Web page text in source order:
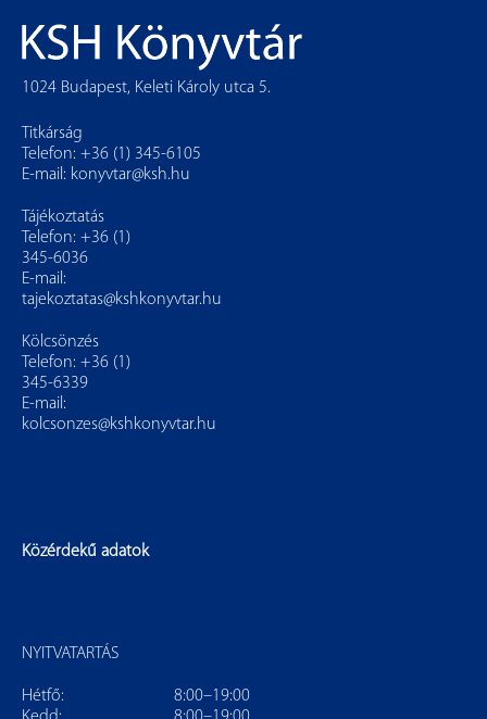
1024 Budapest, Keleti Károly utca 5.
Titkárság
Telefon: +36 (1) 345-6105
E-mail: konyvtar@ksh.hu
Tájékoztatás
Telefon: +36 (1)
345-6036
E-mail:
tajekoztatas@kshkonyvtar.hu
Kölcsönzés
Telefon: +36 (1)
345-6339
E-mail:
kolcsonzes@kshkonyvtar.hu
Közérdekű adatok
NYITVATARTÁS
Hétfő:
8:00–19:00